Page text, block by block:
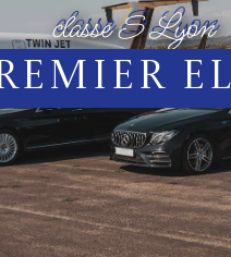
classe S Lyon